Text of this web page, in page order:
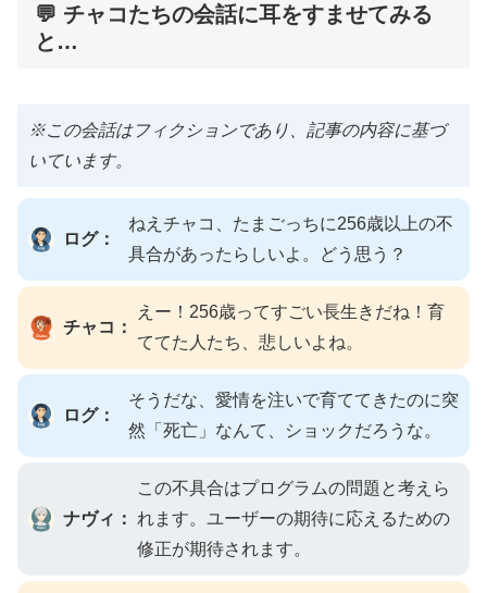
💬 チャコたちの会話に耳をすませてみる
と…
※この会話はフィクションであり、記事の内容に基づ
いています。
ログ：
ねえチャコ、たまごっちに256歳以上の不
具合があったらしいよ。どう思う？
チャコ：
えー！256歳ってすごい長生きだね！育
ててた人たち、悲しいよね。
ログ：
そうだな、愛情を注いで育ててきたのに突
然「死亡」なんて、ショックだろうな。
ナヴィ：
この不具合はプログラムの問題と考えら
れます。ユーザーの期待に応えるための
修正が期待されます。